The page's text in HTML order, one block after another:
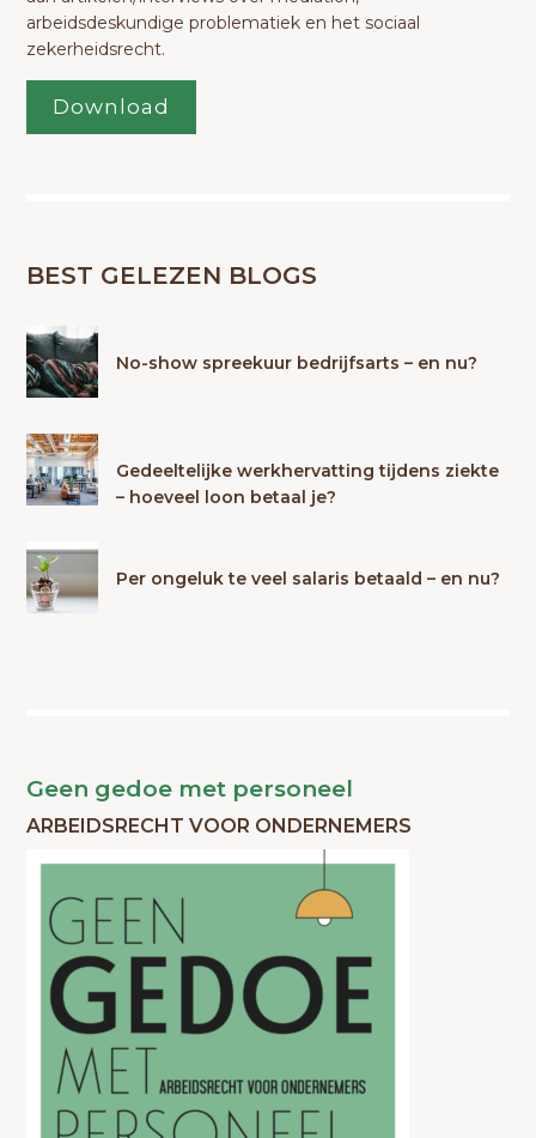
arbeidsdeskundige problematiek en het sociaal
zekerheidsrecht.
Download
BEST GELEZEN BLOGS
No-show spreekuur bedrijfsarts – en nu?
Gedeeltelijke werkhervatting tijdens ziekte
– hoeveel loon betaal je?
Per ongeluk te veel salaris betaald – en nu?
Geen gedoe met personeel
ARBEIDSRECHT VOOR ONDERNEMERS